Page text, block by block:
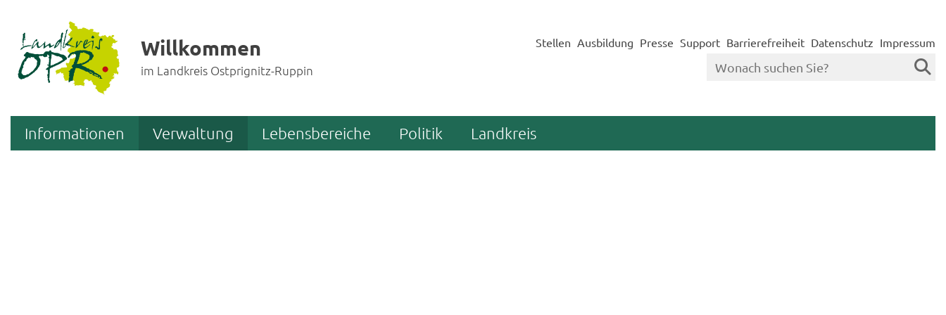
Willkommen
im Landkreis Ostprignitz-Ruppin
Stellen Ausbildung Presse Support Barrierefreiheit Datenschutz Impressum
Informationen Verwaltung Lebensbereiche Politik Landkreis